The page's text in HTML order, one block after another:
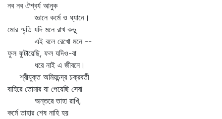
নব নব ঐশ্বর্য আনুক
জ্ঞানে কর্মে ও ধ্যানে।
মোর স্মৃতি যদি মনে রাখ কভু
এই বলে রেখো মনে --
ফুল ফুটায়েছি, ফল যদিও-বা
ধরে নাই এ জীবনে।
শ্রীযুক্ত অমিয়চন্দ্র চক্রবর্তী
বাহিরে তোমার যা পেয়েছি সেবা
অন্তরে তাহা রাখি,
কর্মে তাহার শেষ নাহি হয়